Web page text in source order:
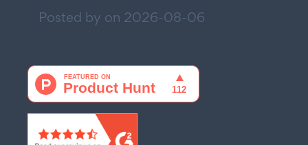
Posted by on 2026-08-06